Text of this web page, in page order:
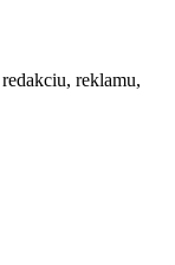
reklamu,